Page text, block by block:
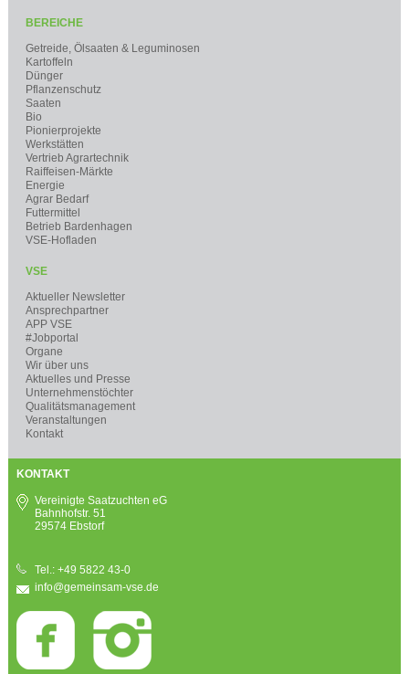
BEREICHE
Getreide, Ölsaaten & Leguminosen
Kartoffeln
Dünger
Pflanzenschutz
Saaten
Bio
Pionierprojekte
Werkstätten
Vertrieb Agrartechnik
Raiffeisen-Märkte
Energie
Agrar Bedarf
Futtermittel
Betrieb Bardenhagen
VSE-Hofladen
VSE
Aktueller Newsletter
Ansprechpartner
APP VSE
#Jobportal
Organe
Wir über uns
Aktuelles und Presse
Unternehmenstöchter
Qualitätsmanagement
Veranstaltungen
Kontakt
KONTAKT
Vereinigte Saatzuchten eG
Bahnhofstr. 51
29574 Ebstorf
Tel.: +49 5822 43-0
info@gemeinsam-vse.de